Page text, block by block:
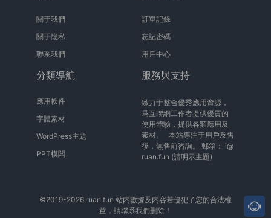
關于我們
關于隐私
聯系我們
訂單記錄
忘記密碼
用戶中心
分類導航
應用軟件
字體素材
WordPress主題
PPT模闆
服務與支持
緻力于整合優秀應用資源，
爲互聯網工作者提供優質的
使用體驗，提供各類應用及
素材。 本站專注于用戶及售
後，無售前咨詢。 郵箱： i@
ruan.fun (請明示主題)
©2019-2026 ruan.fun 站内數據及内容若侵犯了您的合法權
益，請聯系我們删除！